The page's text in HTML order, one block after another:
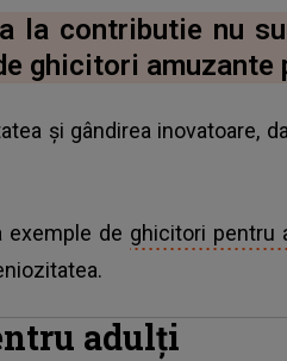
la contributie nu
ghicitori amuzante
și gândirea inovatoare,
exemple de ghicitori pentru
adulţi